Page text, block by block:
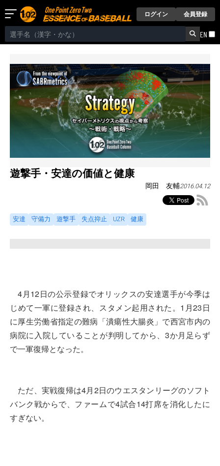
ログイン 会員登録
EN
遊撃手・安達の価値と健康
岡田 友輔2016.04.12
安達 守備力 遊撃手 失点抑止 UZR 健康
4月12日の公示登録でオリックスの安達選手が今季は
じめて一軍に登録され、スタメン起用された。1月23日
に厚生労働省指定の難病「潰瘍性大腸炎」で西宮市内の
病院に入院していることが判明してから、3か月足らず
で一軍復帰となった。
ただ、実戦復帰は4月2日のウエスタンリーグのソフト
バンク戦からで、ファームで4試合14打席を消化したに
すぎない。